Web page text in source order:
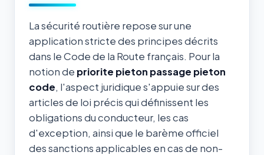
La sécurité routière repose sur une
application stricte des principes décrits
dans le Code de la Route français. Pour la
notion de priorite pieton passage pieton
code, l'aspect juridique s'appuie sur des
articles de loi précis qui définissent les
obligations du conducteur, les cas
d'exception, ainsi que le barème officiel
des sanctions applicables en cas de non-